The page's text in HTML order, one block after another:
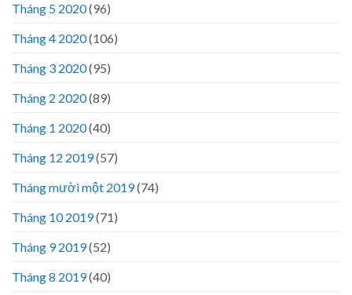
Tháng 5 2020(96)
Tháng 4 2020(106)
Tháng 3 2020(95)
Tháng 2 2020(89)
Tháng 1 2020(40)
Tháng 12 2019(57)
Tháng mười một 2019(74)
Tháng 10 2019(71)
Tháng 9 2019(52)
Tháng 8 2019(40)